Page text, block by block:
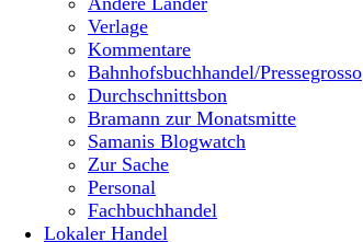
Verlage
Kommentare
Bahnhofsbuchhandel/Pressegrosso
Durchschnittsbon
Bramann zur Monatsmitte
Samanis Blogwatch
Zur Sache
Personal
Fachbuchhandel
Lokaler Handel